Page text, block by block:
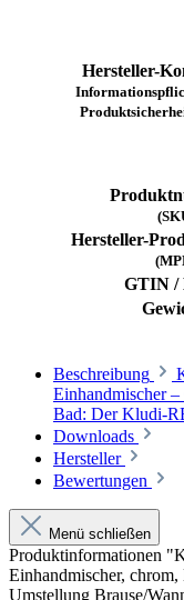
Hersteller-
Hersteller-
GTIN /
Beschreibung
Einhandmischer
Bad: Der Kludi-
Downloads
Hersteller
Bewertungen
Menü schließen
Produktinformationen
Einhandmischer,
Umstellung Brause/